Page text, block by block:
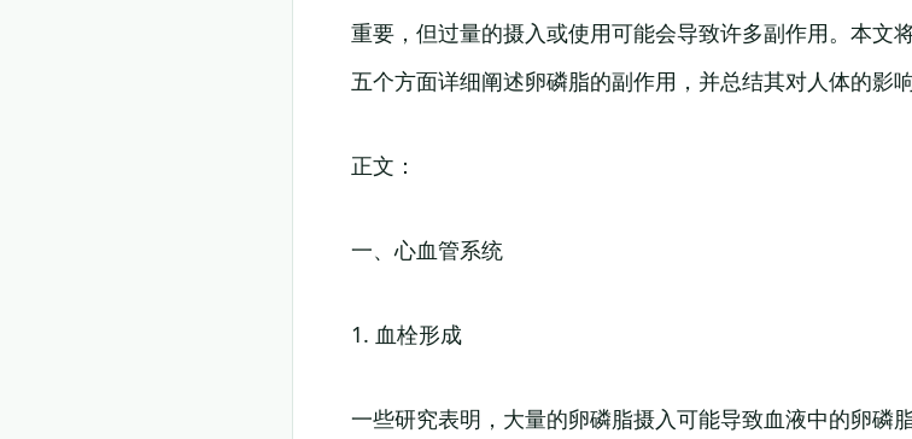
重要，但过量的摄入或使用可能会导致许多副作用。本文
五个方面详细阐述卵磷脂的副作用，并总结其对人体的影响
正文：
一、心血管系统
1. 血栓形成
一些研究表明，大量的卵磷脂摄入可能导致血液中的卵磷